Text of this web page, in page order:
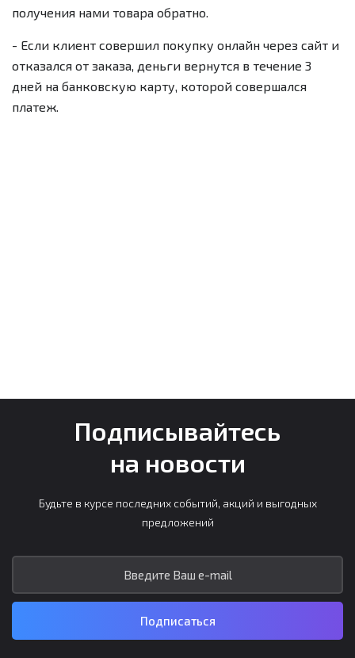
получения нами товара обратно.
- Если клиент совершил покупку онлайн через сайт и
отказался от заказа, деньги вернутся в течение 3
дней на банковскую карту, которой совершался
платеж.
Подписывайтесь
на новости
Будьте в курсе последних событий, акций и выгодных
предложений
Подписаться